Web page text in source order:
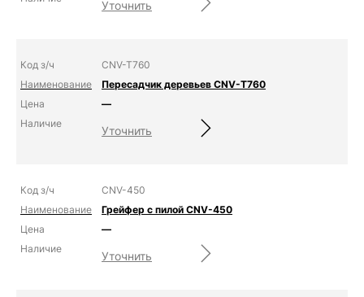
Уточнить
CNV-T760
Пересадчик деревьев CNV-T760
—
Уточнить
CNV-450
Грейфер с пилой CNV-450
—
Уточнить